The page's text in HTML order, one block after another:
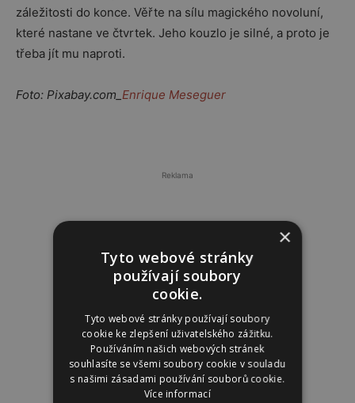
záležitosti do konce. Věřte na sílu magického novoluní,
které nastane ve čtvrtek. Jeho kouzlo je silné, a proto je
třeba jít mu naproti.
Foto: Pixabay.com_ Enrique Meseguer
Reklama
×
Tyto webové stránky
používají soubory
cookie.
Tyto webové stránky používají soubory
cookie ke zlepšení uživatelského zážitku.
Používáním našich webových stránek
souhlasíte se všemi soubory cookie v souladu
s našimi zásadami používání souborů cookie.
Více informací